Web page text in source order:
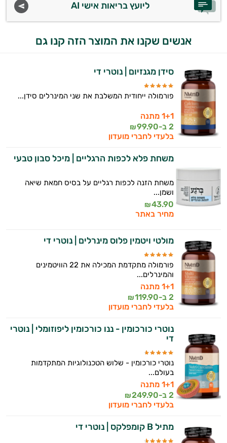
ליועץ בריאות אישי AI
אנשים שקנו את המוצר הזה קנו גם
סידן מגנזיום | נוטרי די
פורמולה ייחודית המשלבת את שני המינרלים סידן...
1+1 מתנה
2 ב-
99.90
₪
בלעדי לחברי מועדון
משחת פלא לכפות הרגליים | מיכל סבון טבעי
משחת הזנה לכפות רגליים על בסיס חמאת שיאה
ושמן...
43.90
₪
מחיר באתר
מולטי ויטמין פלוס מינרלים | נוטרי די
פורמולה מתקדמת המכילה את 22 הוויטמינים
והמינרלים...
1+1 מתנה
2 ב-
119.90
₪
בלעדי לחברי מועדון
נוטרי כורכומין - ננו כורכומין ליפוזומלי | נוטרי
די
נוטרי כורכומין - שלוש הטכנולוגיות המתקדמות
בעולם...
1+1 מתנה
2 ב-
249.90
₪
בלעדי לחברי מועדון
מתיל B קומפלקס | נוטרי די